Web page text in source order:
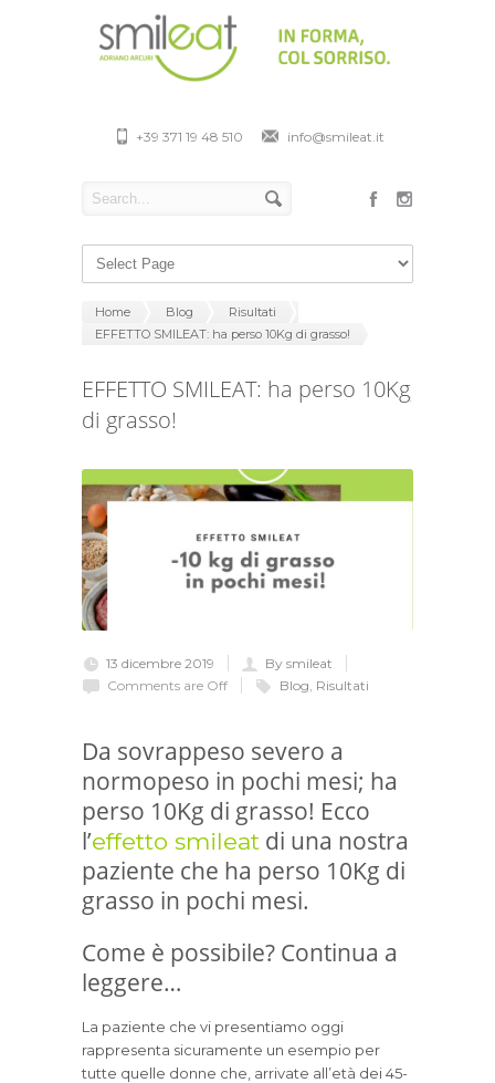
+39 371 19 48 510 info@smileat.it
Home Blog
Risultati
EFFETTO SMILEAT: ha perso 10Kg di grasso!
EFFETTO SMILEAT: ha perso 10Kg
di grasso!
13 dicembre 2019
By smileat
Comments are Off
Blog Risultati
Da sovrappeso severo a
normopeso in pochi mesi; ha
perso 10Kg di grasso! Ecco
l’effetto smileat di una nostra
paziente che ha perso 10Kg di
grasso in pochi mesi.
Come è possibile? Continua a
leggere…
La paziente che vi presentiamo oggi
rappresenta sicuramente un esempio per
tutte quelle donne che, arrivate all’età dei 45-